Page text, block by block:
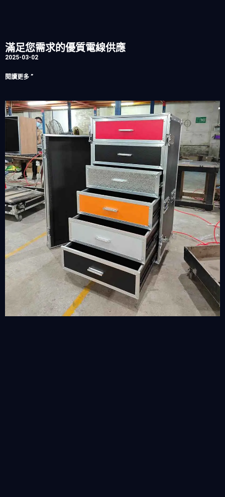
滿足您需求的優質電線供應
2025-03-02
閱讀更多 ”